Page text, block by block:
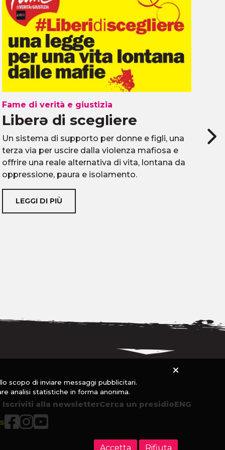
Fame di verità e giustizia
Liberə di scegliere
Un sistema di supporto per donne e figli, una
terza via per uscire dalla violenza mafiosa e
offrire una reale alternativa di vita, lontana da
oppressione, paura e isolamento.
LEGGI DI PIÙ
Si
Iscriviti alla newsletterCerca un presidioENG
scopo di inviare messaggi pubblicitari.
analisi statistiche in forma anonima.
Rifiuta
Accetta